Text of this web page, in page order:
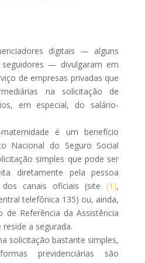
digitais — alguns
— divulgaram em
de empresas privadas que
na solicitação de
em especial, do salário-
é um benefício
Nacional do Seguro Social
simples que pode ser
diretamente pela pessoa
dos canais oficiais (site[1],
telefônica 135) ou, ainda,
Referência da Assistência
a segurada.
solicitação bastante simples,
previdenciárias são